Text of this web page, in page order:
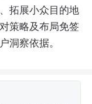
拓展小众目的地
策略及布局免签
洞察依据。